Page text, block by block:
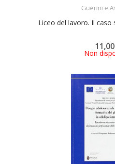
Guerini e
Liceo del lavoro. Il caso
Non